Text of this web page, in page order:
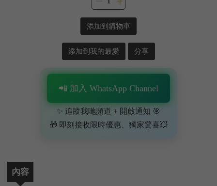
添加到購物車
添加到我的最愛 分享
📲 加入 WhatsApp Channel
✨ 追蹤我哋頻道 + 開啟通知 🎯
🎁 即刻接收限時優惠、獨家驚喜💥
內容